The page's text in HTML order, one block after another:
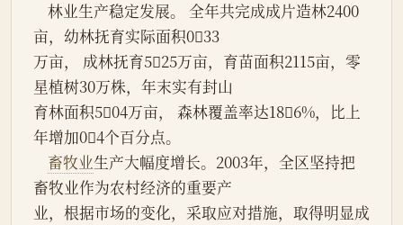
亩，幼林抚育实际面积033
万亩， 成林抚育525万亩，育苗面积2115亩，零
星植树30万株，年末实有封山
育林面积504万亩， 森林覆盖率达186%，比上
年增加04个百分点。
畜牧业生产大幅度增长。2003年，全区坚持把
畜牧业作为农村经济的重要产
业，根据市场的变化，采取应对措施，取得明显成